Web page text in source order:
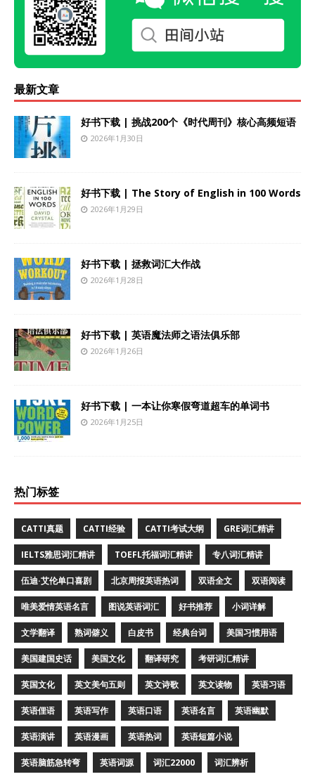
最新文章
好书下载 | 挑战200个《时代周刊》核心高频短语
2026年1月30日
好书下载 | The Story of English in 100 Words
2026年1月29日
好书下载 | 拯救词汇大作战
2026年1月28日
好书下载 | 英语魔法师之语法俱乐部
2026年1月26日
好书下载 | 一本让你寒假弯道超车的单词书
2026年1月25日
热门标签
CATTI真题 CATTI经验 CATTI考试大纲 GRE词汇精讲
IELTS雅思词汇精讲 TOEFL托福词汇精讲 专八词汇精讲
伍迪·艾伦单口喜剧 北京周报英语热词 双语全文 双语阅读
唯美爱情英语名言 图说英语词汇 好书推荐 小词详解
文学翻译 熟词僻义 白皮书 经典台词 美国习惯用语
美国建国史话 美国文化 翻译研究 考研词汇精讲
英国文化 英文美句五则 英文诗歌 英文读物 英语习语
英语俚语 英语写作 英语口语 英语名言 英语幽默
英语演讲 英语漫画 英语热词 英语短篇小说
英语脑筋急转弯 英语词源 词汇22000 词汇辨析